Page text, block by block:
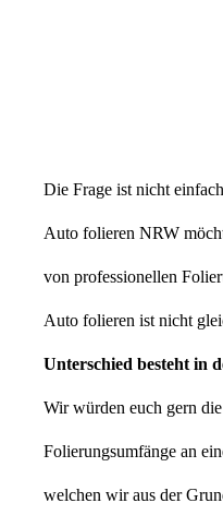
Die Frage ist nicht
Auto folieren NRW
von professionellen
Auto folieren ist nicht
Unterschied besteht in
Wir würden euch gern die
Folierungsumfänge an
welchen wir aus der